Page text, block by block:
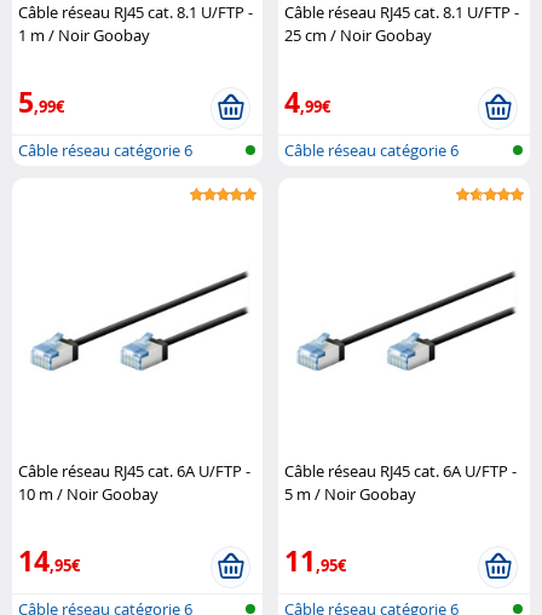
Câble réseau RJ45 cat. 8.1 U/FTP -
1 m / Noir Goobay
5,99€
Câble réseau catégorie 6
Câble réseau RJ45 cat. 8.1 U/FTP -
25 cm / Noir Goobay
4,99€
Câble réseau catégorie 6
Câble réseau RJ45 cat. 6A U/FTP -
10 m / Noir Goobay
14,95€
Câble réseau catégorie 6
Câble réseau RJ45 cat. 6A U/FTP -
5 m / Noir Goobay
11,95€
Câble réseau catégorie 6